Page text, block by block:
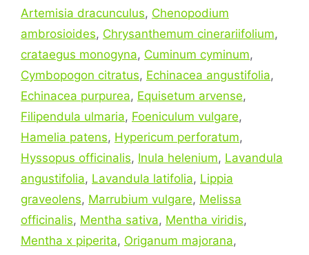
Artemisia dracunculus, Chenopodium
ambrosioides, Chrysanthemum cinerariifolium,
crataegus monogyna, Cuminum cyminum,
Cymbopogon citratus, Echinacea angustifolia,
Echinacea purpurea, Equisetum arvense,
Filipendula ulmaria, Foeniculum vulgare,
Hamelia patens, Hypericum perforatum,
Hyssopus officinalis, Inula helenium, Lavandula
angustifolia, Lavandula latifolia, Lippia
graveolens, Marrubium vulgare, Melissa
officinalis, Mentha sativa, Mentha viridis,
Mentha x piperita, Origanum majorana,